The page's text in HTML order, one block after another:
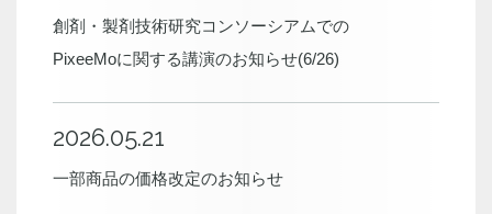
創剤・製剤技術研究コンソーシアムでの
PixeeMoに関する講演のお知らせ(6/26)
2026.05.21
一部商品の価格改定のお知らせ